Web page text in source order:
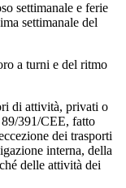
settimanale e ferie
settimanale del
a turni e del ritmo
di attività, privati o
391/CEE, fatto
dei trasporti
interna, della
delle attività dei